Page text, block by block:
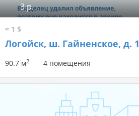
3 р.
≈ 1 $
Логойск, ш. Гайненское, д. 1
90.7 м2 4 помещения